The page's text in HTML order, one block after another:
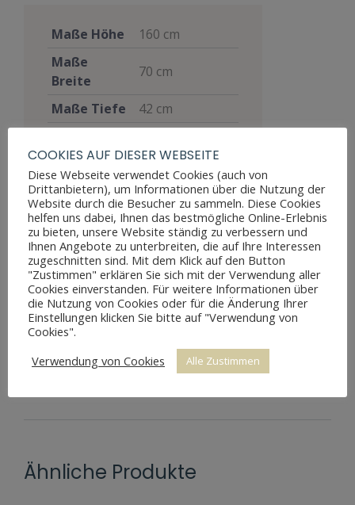
Maße Höhe
160 cm
Maße
Breite
70 cm
Maße Tiefe
42 cm
Stil
Biedermeier
Möbelart
Schrank
Zustand
Gut, voll
funktionsfähig,
zeigt aber
Altersspuren
durch
Abnutzungen
Ähnliche Produkte
COOKIES AUF DIESER WEBSEITE
Diese Webseite verwendet Cookies (auch von
Drittanbietern), um Informationen über die Nutzung der
Website durch die Besucher zu sammeln. Diese Cookies
helfen uns dabei, Ihnen das bestmögliche Online-Erlebnis
zu bieten, unsere Website ständig zu verbessern und
Ihnen Angebote zu unterbreiten, die auf Ihre Interessen
zugeschnitten sind. Mit dem Klick auf den Button
"Zustimmen" erklären Sie sich mit der Verwendung aller
Cookies einverstanden. Für weitere Informationen über
die Nutzung von Cookies oder für die Änderung Ihrer
Einstellungen klicken Sie bitte auf "Verwendung von
Cookies".
Verwendung von Cookies
Alle Zustimmen